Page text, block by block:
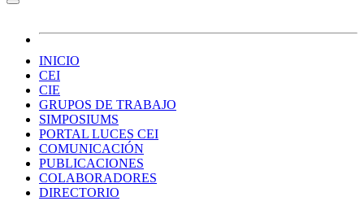
INICIO
CEI
CIE
GRUPOS DE TRABAJO
SIMPOSIUMS
PORTAL LUCES CEI
COMUNICACIÓN
PUBLICACIONES
COLABORADORES
DIRECTORIO